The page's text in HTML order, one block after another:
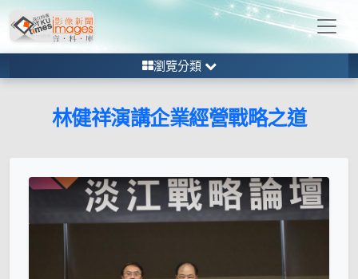
瀏覽分類
林健祥演講企業經營戰略之道